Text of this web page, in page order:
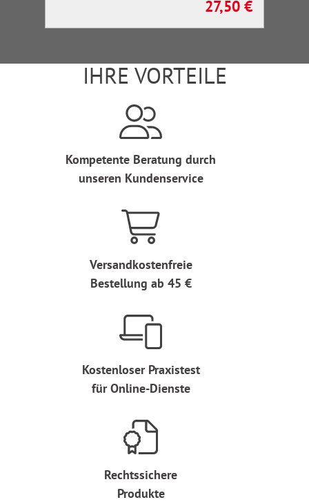
Regulärer Preis:
27,50 €
IHRE VORTEILE
Kompetente Beratung durch
unseren Kundenservice
Versandkostenfreie
Bestellung ab 45 €
Kostenloser Praxistest
für Online-Dienste
Rechtssichere
Produkte